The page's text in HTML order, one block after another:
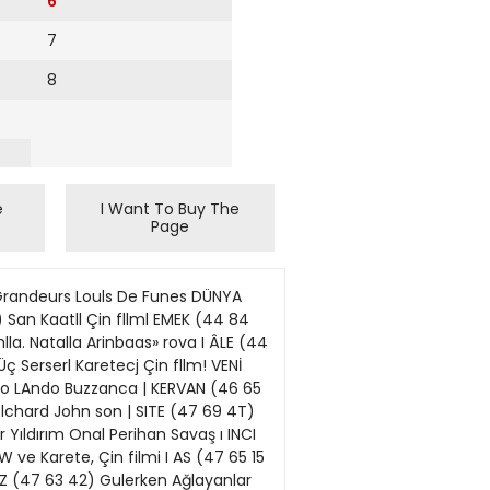
7
8
I Want To Buy The
Page
Lütfi I BAKIRKÖY KOMEDİ (71 82 72) Akad'ın «Vesikah Yarim», Metin BuBaska Arahtar: 8eaj h»nc. Erksan'ın •Kuyu», Mem<9ruh Ünher gün 21.15, Pazar 15 30'da ün •Namusum tçin. filmleri, yamatlne. Carşamba tenzllâtlıdır. bancı sinema klâsiklerinden ise, I ORRAN ALKAN (36 08 21 Kadıköy) Kavnanam va Ben Alain Resnais'nin «Hiroshima Sev Müzlkal komedl 3 perde Per gilim., Vittorio de Sica'nm cBisembe harlç, her gUn 2130 Çar siklet Hırsızlan», John Ford'un eamba 1500. Cumartesl. Pazar • Gazap Üzümleri> gibi filmleri 1730. carsamba tenzllâtlı halk KünUdür | GÖNÜL ÜLKÜ GAZANFER I ÖZCAN (Azak Tlyatrosunda 27 79 39) Dell Pasartesl. Salı Carsamba 21.15 Nereden Nereve mm~m.rn.SS. Cuma 21.15 Cumartesi Pazar 19 00 ve 21 15 de Salı 21.15 Cumartesl 18.00 halk ve öprrenDOKTOR clye tenzllâtlıdır. Pazar 15 30 Dahiliye Mütehassısı I BÜYÜK TİYATRO (26 46 09 NECATİ Şehzadebası) Kısmet Çeşmesi: Tarihi kostümlu. çalgılı orta KOCABALKAN oyunu, komedi 3 perde: Pazartesi hariç hergun 21 30. Pazar Hastalarını kabule başladı. 18.00'de matlne. Salı halk gunu. Kızıltoprak Karakol yanı t HALK TİYATROSU: Beşlktas Telefon: 36 42 36 Spor Cad. Akaretler. Macit Cevat'ın «Komprador Ovunu> Pazartesl. Salı. Cuma 2130: Çarçamba. Cumartesl 18 30 21.30. (Cumhurıyet 1412) Pazar 18 30. Yeni dönemin eşiğinde... Umutlar ve tehlikeler Istanbul Beledıyesinin başına, kısa bir sohbet sırasmda bıle size yapamıyacaklarmı vaadetmeyip, yapacaklan konusunda da somut bilgiler, öneriler isteyen çağdaş politikacı kişiliğiyle bir Ahmet Isvan'ın, Istanbul Şehir Tıyatroları'nın başına tıyatromuzun en yaşlı genci Muhsın Ertuğrul ustanın yeniden (ve ne büyük bir isabetle) gelişinin ne demek olduğunu kavrıyor musunuz? Bütün bir devlet, bütün bir bürokrasi ımajmın halkın gözünde geleneksel sevımsizliğmden, katılığmdan sıyrılarak yenıden bıçımlenmesi demek bu değişımler, ayni zamanda.. Üstüste gelen ve hergün yenileri ekIenecek olan bu degişimler, bıriken bu isimler gerçekten de «yeni bir dönem»in eşiğinde oldugumuzu, Türkıye'nın yüzyıllardır sürüp giden sorunlarına, kangrenleşmiş «halk devlet», «halk aydın» ve son yıllarm acı deneylerinm bılediğı «devlet aydın» zıtlaşmalarma çare bulunması olasılığırun arttığmı haberlıyor .. uğraş değil, yaşamın, insanca yaşamın ayrılmaz bir parçası olarak gören yeni tip bir politikacı/ bürokrat